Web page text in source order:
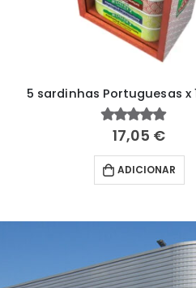
5.00fora de 5
17,05 €
ADICIONAR